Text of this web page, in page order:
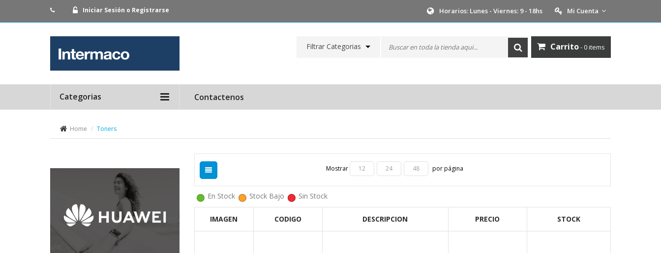
Iniciar Sesión o Registrarse Horarios: Lunes - Viernes: 9 - 18hs Mi Cuenta
Filtrar Categorias Carrito- 0 items
Categorias Contactenos
Home Toners
Mostrar 12 24 48 por página
En Stock Stock Bajo Sin Stock
IMAGEN CODIGO DESCRIPCION PRECIO STOCK